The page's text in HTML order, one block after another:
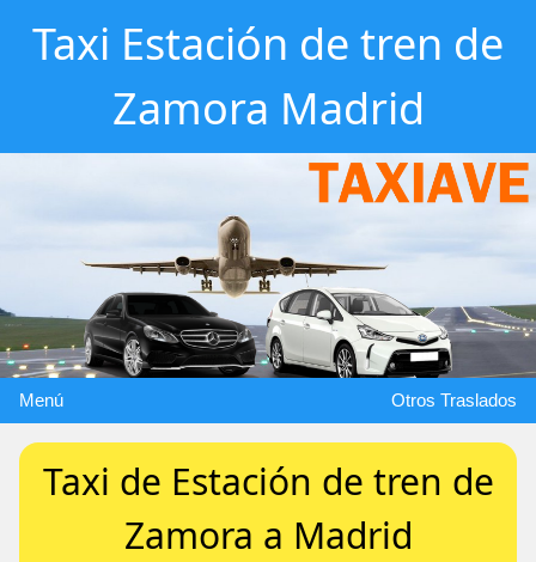
Taxi Estación de tren de
Zamora Madrid
Menú Otros Traslados
Taxi de Estación de tren de
Zamora a Madrid